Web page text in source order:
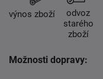
výnos zboží
odvoz
starého
zboží
Možnosti dopravy: